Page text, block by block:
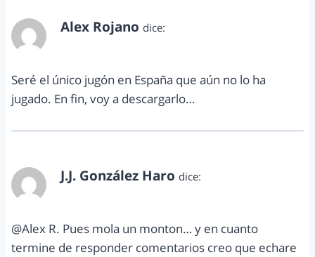
Alex Rojano dice:
Seré el único jugón en España que aún no lo ha
jugado. En fin, voy a descargarlo…
J.J. González Haro dice:
@Alex R. Pues mola un monton… y en cuanto
termine de responder comentarios creo que echare